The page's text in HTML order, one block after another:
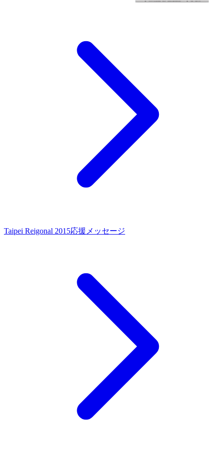
Taipei Reigonal 2015応援メッセージ